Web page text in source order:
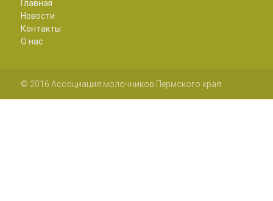
Главная
Новости
Контакты
О нас
© 2016 Ассоциация молочников Пермского края